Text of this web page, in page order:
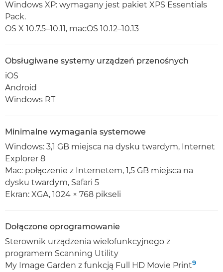
Windows XP: wymagany jest pakiet XPS Essentials
Pack.
OS X 10.7.5–10.11, macOS 10.12–10.13
Obsługiwane systemy urządzeń przenośnych
iOS
Android
Windows RT
Minimalne wymagania systemowe
Windows: 3,1 GB miejsca na dysku twardym, Internet
Explorer 8
Mac: połączenie z Internetem, 1,5 GB miejsca na
dysku twardym, Safari 5
Ekran: XGA, 1024 × 768 pikseli
Dołączone oprogramowanie
Sterownik urządzenia wielofunkcyjnego z
programem Scanning Utility
My Image Garden z funkcją Full HD Movie Print9